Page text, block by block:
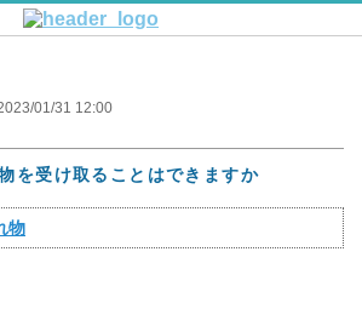
01/31 12:00
を受け取ることはできますか
物